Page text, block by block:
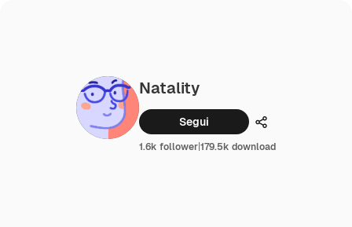
Natality
Segui Condividi
1.6k follower|179.5k download